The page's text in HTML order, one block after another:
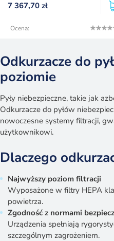
7 367,70 zł
Ocena:
Odkurzacze do
poziomie
Pyły niebezpieczne, takie jak
Odkurzacze do pyłów
nowoczesne systemy filtracji,
użytkownikowi.
Dlaczego
Najwyższy poziom filtracji
Wyposażone w filtry HEPA
powietrza.
Zgodność z normami
Urządzenia spełniają
szczególnym zagrożeniem.